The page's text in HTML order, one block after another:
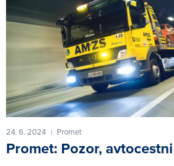
24. 6. 2024 | Promet
Promet: Pozor,